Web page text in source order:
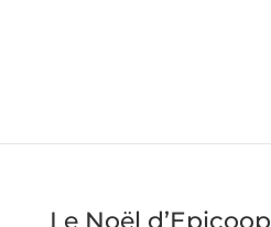
Le Noël d’Epicoop